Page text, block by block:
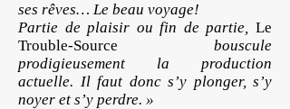
ses rêves… Le beau voyage!
Partie de plaisir ou fin de partie, Le
Trouble-Source bouscule
prodigieusement la production
actuelle. Il faut donc s’y plonger, s’y
noyer et s’y perdre. »